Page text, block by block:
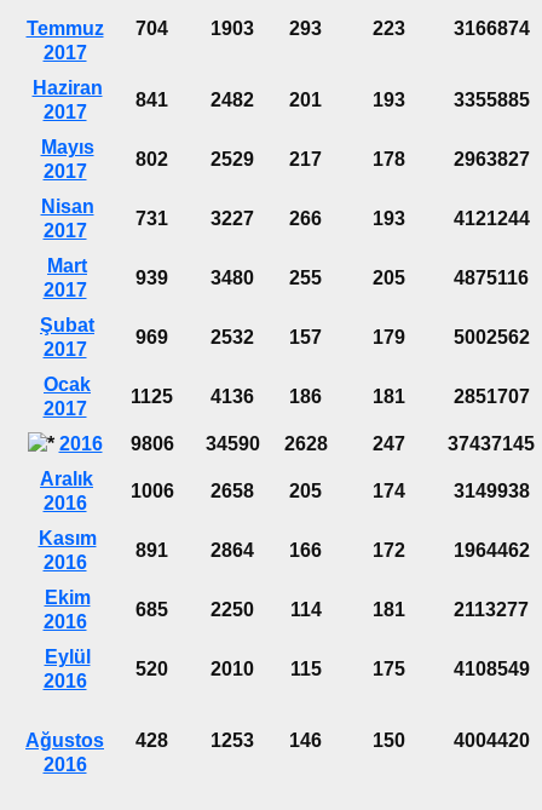
Temmuz
2017
704 1903 293 223 3166874
Haziran
2017
841 2482 201 193 3355885
Mayıs
2017
802 2529 217 178 2963827
Nisan
2017
731 3227 266 193 4121244
Mart
2017
939 3480 255 205 4875116
Şubat
2017
969 2532 157 179 5002562
Ocak
2017
1125 4136 186 181 2851707
2016 9806 34590 2628 247
37437145
Aralık
2016
1006 2658 205 174 3149938
Kasım
2016
891 2864 166 172 1964462
Ekim
2016
685 2250 114 181 2113277
Eylül
2016
520 2010 115 175 4108549
Ağustos
2016
428 1253 146 150 4004420